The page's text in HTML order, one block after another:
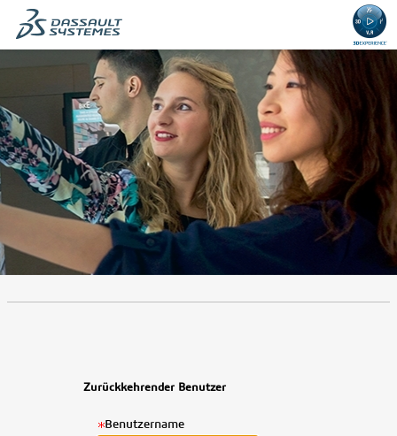
Zurückkehrender Benutzer
Benutzername
.
Erforderlich
.
Erforderlich